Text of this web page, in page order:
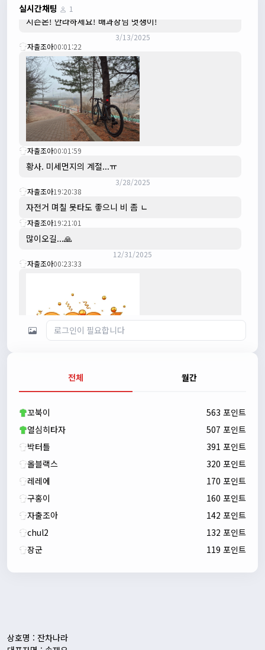
실시간채팅 1
JIWOON23:26:13
시즌온! 안라하세요! 배과장님 멋쟁이!
3/13/2025
자출조아00:01:22
자출조아00:01:59
황사. 미세먼지의 계절...ㅠ
3/28/2025
자출조아19:20:38
자전거 며칠 못타도 좋으니 비 좀 ㄴ
자출조아19:21:01
많이오길...🙏
12/31/2025
자출조아00:23:33
새해 복많이 받으세요!!
자출조아00:23:55
새해 복많이 받으세요!!
전체 월간
꼬북이
563 포인트
열심히타자
507 포인트
박터틀
391 포인트
올블랙스
320 포인트
레레에
170 포인트
구홍이
160 포인트
자출조아
142 포인트
chul2
132 포인트
장군
119 포인트
상호명 : 잔차나라